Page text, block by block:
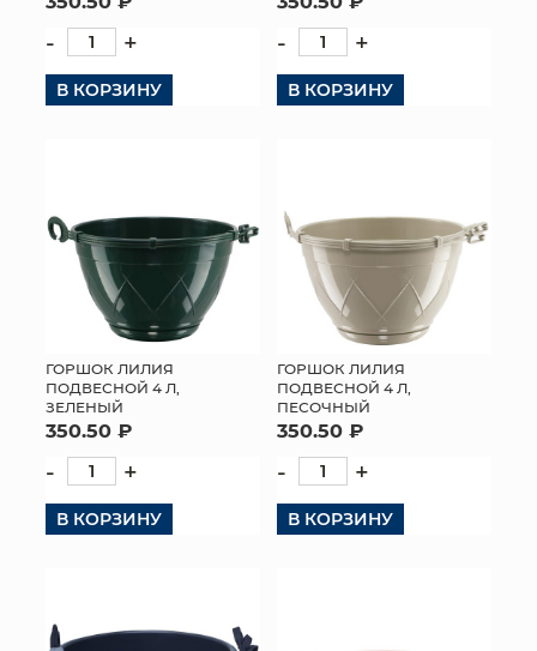
- +
В КОРЗИНУ
- +
В КОРЗИНУ
ГОРШОК ЛИЛИЯ
ПОДВЕСНОЙ 4 Л,
ЗЕЛЕНЫЙ
350.50 ₽
- +
В КОРЗИНУ
ГОРШОК ЛИЛИЯ
ПОДВЕСНОЙ 4 Л,
ПЕСОЧНЫЙ
350.50 ₽
- +
В КОРЗИНУ